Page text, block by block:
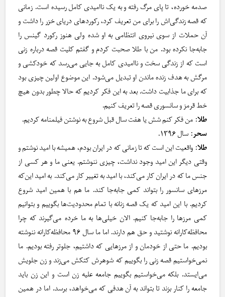
صدمه خورده، تا پای مرگ رفته و به یک ناامیدی کامل رسیده است. زمانی
که قصه زندگی‌اش را برای من تعریف کرد، رکوردهای دریای خزر را داشت و
آن حملات از سوی نیروی انتظامی به او شده ولی هنوز رکورد گینس را
جابه‌جا نکرده بود. من با طلا صحبت کردم و گفتم کلیت قصه درباره زنی
است که از زندگی سخت و ناامیدی کامل به جایی می‌رسد که خودکشی و
مرگش به هدف زنده ماندن او تبدیل می‌شود. این موضوع اولین چیزی بود
که برای ما جذابیت داشت. بعد به این فکر کردیم که حالا چطور بدون هیچ
خط قرمز و سانسوری قصه را تعریف کنیم.
طلا: من فکر کنم شش یا هفت سال قبل شروع به نوشتن فیلمنامه کردیم.
سحر : سال ۱۳۹۶.
طلا: واقعیت این است که تا زمانی که در ایران بودم، همیشه با امید نوشتم و
وقتی دیگر این امید وجود نداشت، چیزی ننوشتم. یعنی ما و هر کسی از
جنس ما که در ایران کار می‌کند، با امید به تغییر کار می‌کند. به امید این‌که
مرزهای سانسور را بتواند کمی جابه‌جا کند. ما هم با همین امید شروع
کردیم. با این امید که یک قصه زنانه با تمام محدودیت‌ها بگوییم و بتوانیم
کمی مرزها را جابه‌جا کنیم. الان خیلی‌ها به ما خرده می‌گیرند که چرا
محافظه‌کارانه نوشتید و حق هم دارند. اما ما سال ۹۶ محافظه‌کارانه ننوشته
بودیم. ما حتی از خودمان و از مرزهایی که داشتیم، جلوتر رفته بودیم. ما
نمی‌خواستیم قصه زنی را بگوییم که شوهرش کتکش می‌زند و زن جلویش
می‌ایستد. بلکه می‌خواستیم بگوییم جامعه علیه زن است و این زن باید
جامعه را کنار بزند تا بتواند به آن هدفی که می‌خواهد، برسد. اما در همین